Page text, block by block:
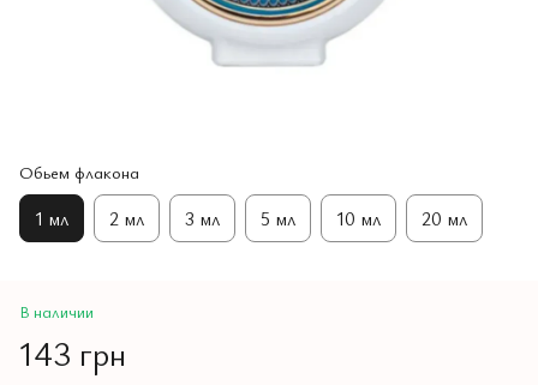
Обьем флакона
1 мл 2 мл 3 мл 5 мл 10 мл 20 мл
В наличии
143 грн